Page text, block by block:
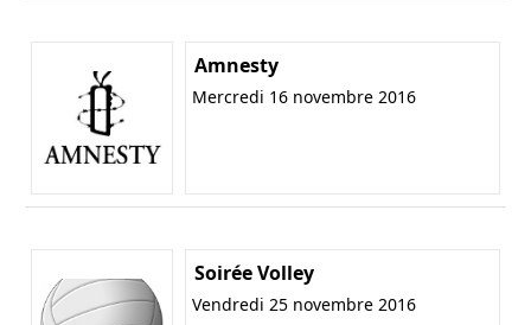
Amnesty
Mercredi 16 novembre 2016
Soirée Volley
Vendredi 25 novembre 2016